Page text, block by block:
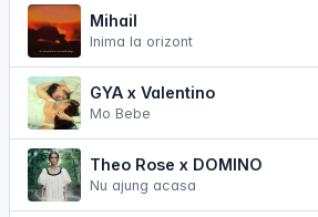
Mihail
Inima la orizont
GYA x Valentino
Mo Bebe
Theo Rose x DOMINO
Nu ajung acasa